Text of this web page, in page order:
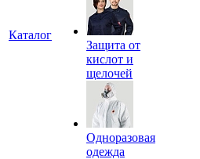
Каталог
Защита от
кислот и
щелочей
Одноразовая
одежда